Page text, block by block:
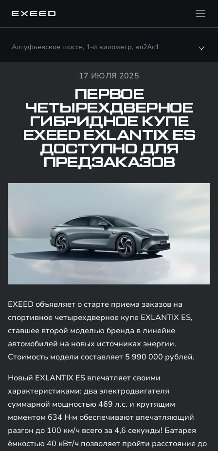
Алтуфьевское шоссе, 1-й километр, вл2Ас1
17 ИЮЛЯ 2025
ПЕРВОЕ
ЧЕТЫРЕХДВЕРНОЕ
ГИБРИДНОЕ КУПЕ
EXEED EXLANTIX ES
ДОСТУПНО ДЛЯ
ПРЕДЗАКАЗОВ
EXEED объявляет о старте приема заказов на
спортивное четырехдверное купе EXLANTIX ES,
ставшее второй моделью бренда в линейке
автомобилей на новых источниках энергии.
Стоимость модели составляет 5 990 000 рублей.
Новый EXLANTIX ES впечатляет своими
характеристиками: два электродвигателя
суммарной мощностью 469 л.с. и крутящим
моментом 634 Н·м обеспечивают впечатляющий
разгон до 100 км/ч всего за 4,6 секунды! Батарея
ёмкостью 40 кВт/ч позволяет пройти расстояние до